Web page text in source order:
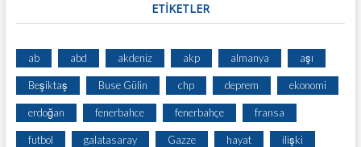
ETİKETLER
ab abd akdeniz akp almanya aşı
Beşiktaş Buse Gülin chp deprem ekonomi
erdoğan fenerbahce fenerbahçe fransa
futbol galatasaray Gazze hayat ilişki